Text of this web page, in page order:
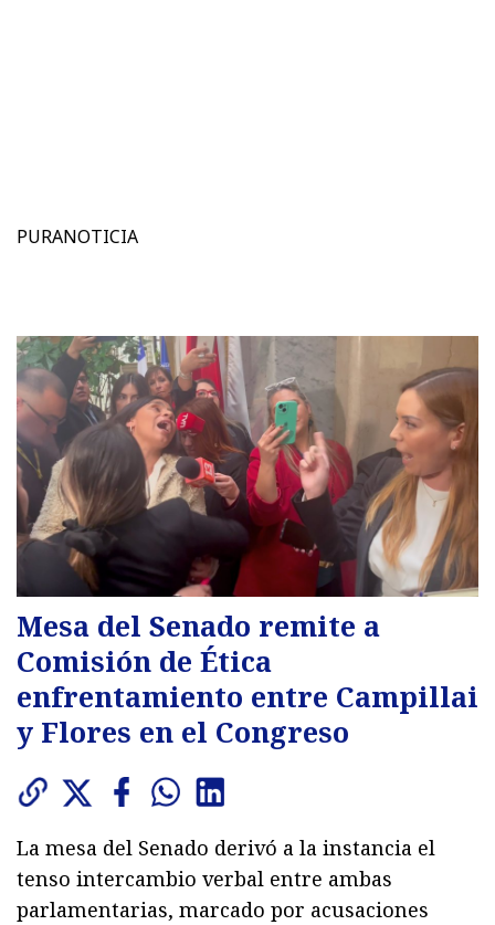
PURANOTICIA
Mesa del Senado remite a
Comisión de Ética
enfrentamiento entre Campillai
y Flores en el Congreso
La mesa del Senado derivó a la instancia el
tenso intercambio verbal entre ambas
parlamentarias, marcado por acusaciones